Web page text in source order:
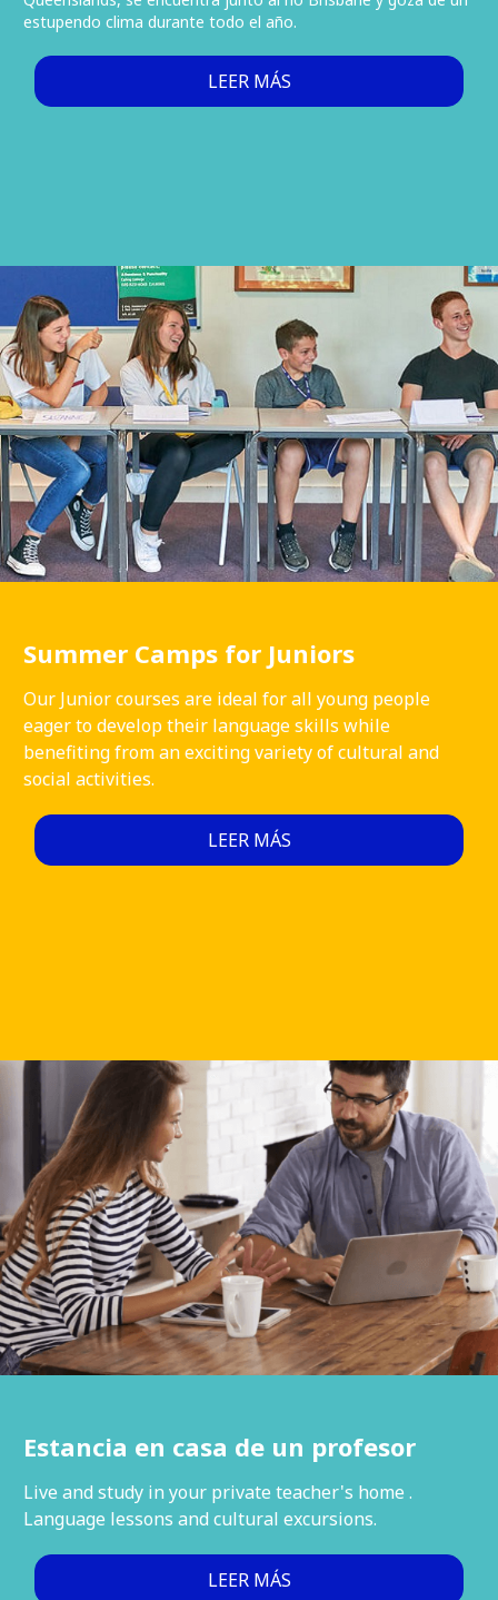
estupendo clima durante todo el año.
LEER MÁS
Summer Camps for Juniors
Our Junior courses are ideal for all young people
eager to develop their language skills while
benefiting from an exciting variety of cultural and
social activities.
LEER MÁS
​Estancia en casa de un profesor
Live and study in your private teacher's home .
Language lessons and cultural excursions.
LEER MÁS